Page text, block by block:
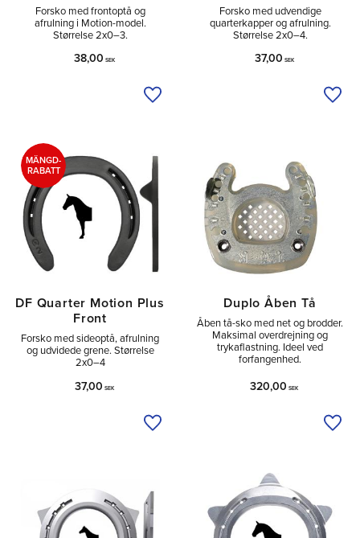
Forsko med frontoptå og
afrulning i Motion-model.
Størrelse 2x0–3.
38,00 SEK
Tilføj til ønskeliste
Forsko med udvendige
quarterkapper og afrulning.
Størrelse 2x0–4.
37,00 SEK
DF Quarter Motion Plus
Front
Forsko med sideoptå, afrulning
og udvidede grene. Størrelse
2x0–4
37,00 SEK
MÄNGD-
RABATT
Tilføj til ønskeliste
Duplo Åben Tå
Åben tå-sko med net og brodder.
Maksimal overdrejning og
trykaflastning. Ideel ved
forfangenhed.
320,00 SEK